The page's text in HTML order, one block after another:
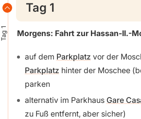
Tag 1
Tag 1
Morgens: Fahrt zur Hassan-II.-
auf dem Parkplatz vor der
Parkplatz hinter der Moschee
parken
alternativ im Parkhaus Gare
zu Fuß entfernt, aber sicher)